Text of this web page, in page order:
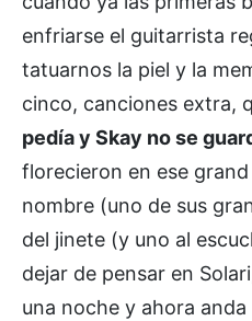
enfriarse el guitarrista
tatuarnos la piel y la
cinco, canciones extra,
pedía y Skay no se
florecieron en ese
nombre (uno de sus
del jinete (y uno al
dejar de pensar en
una noche y ahora